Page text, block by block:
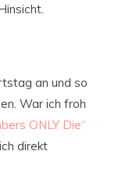
an und so
War ich froh
ONLY Die“
direkt